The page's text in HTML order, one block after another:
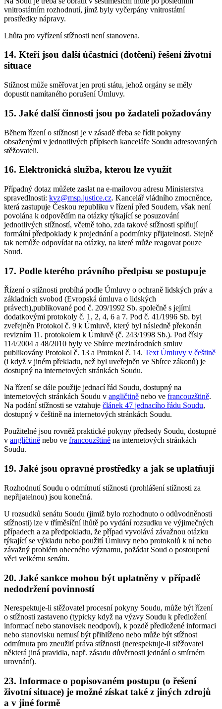
vnitrostátním rozhodnutí, jímž byly vyčerpány vnitrostátní
prostředky nápravy.
Lhůta pro vyřízení stížnosti není stanovena.
14. Kteří jsou další účastníci (dotčení) řešení životní
situace
Stížnost může směřovat jen proti státu, jehož orgány se měly
dopustit namítaného porušení Úmluvy.
15. Jaké další činnosti jsou po žadateli požadovány
Během řízení o stížnosti je v zásadě třeba se řídit pokyny
obsaženými v jednotlivých přípisech kanceláře Soudu adresovaných
stěžovateli.
16. Elektronická služba, kterou lze využít
Případný dotaz můžete zaslat na e-mailovou adresu Ministerstva
spravedlnosti: kvz@msp.justice.cz. Kancelář vládního zmocněnce,
která zastupuje Českou republiku v řízení před Soudem, však není
povolána k odpovědím na otázky týkající se posuzování
jednotlivých stížností, včetně toho, zda takové stížnosti splňují
formální předpoklady k projednání a podmínky přijatelnosti. Stejně
tak nemůže odpovídat na otázky, na které může reagovat pouze
Soud.
17. Podle kterého právního předpisu se postupuje
Řízení o stížnosti probíhá podle Úmluvy o ochraně lidských práv a
základních svobod (Evropská úmluva o lidských
právech),publikované pod č. 209/1992 Sb. společně s jejími
dodatkovými protokoly č. 1, 2, 4, 6 a 7. Pod č. 41/1996 Sb. byl
zveřejněn Protokol č. 9 k Úmluvě, který byl následně překonán
revizním 11. protokolem k Úmluvě (č. 243/1998 Sb.). Pod čísly
114/2004 a 48/2010 byly ve Sbírce mezinárodních smluv
publikovány Protokol č. 13 a Protokol č. 14. Text Úmluvy v češtině
(i když v jiném překladu, než byl uveřejněn ve Sbírce zákonů) je
dostupný na internetových stránkách Soudu.
Na řízení se dále použije jednací řád Soudu, dostupný na
internetových stránkách Soudu v angličtině nebo ve francouzštině.
Na podání stížnosti se vztahuje článek 47 jednacího řádu Soudu,
dostupný v češtině na internetových stránkách Soudu.
Použitelné jsou rovněž praktické pokyny předsedy Soudu, dostupné
v angličtině nebo ve francouzštině na internetových stránkách
Soudu.
19. Jaké jsou opravné prostředky a jak se uplatňují
Rozhodnutí Soudu o odmítnutí stížnosti (prohlášení stížnosti za
nepřijatelnou) jsou konečná.
U rozsudků senátu Soudu (jimiž bylo rozhodnuto o odůvodněnosti
stížnosti) lze v tříměsíční lhůtě po vydání rozsudku ve výjimečných
případech a za předpokladu, že případ vyvolává závažnou otázku
týkající se výkladu nebo použití Úmluvy nebo protokolů k ní nebo
závažný problém obecného významu, požádat Soud o postoupení
věci velkému senátu.
20. Jaké sankce mohou být uplatněny v případě
nedodržení povinností
Nerespektuje-li stěžovatel procesní pokyny Soudu, může být řízení
o stížnosti zastaveno (typicky když na výzvy Soudu k předložení
informací nebo stanovisek neodpoví), k pozdě předložené informaci
nebo stanovisku nemusí být přihlíženo nebo může být stížnost
odmítnuta pro zneužití práva stížnosti (nerespektuje-li stěžovatel
některá jiná pravidla, např. zásadu důvěrnosti jednání o smírném
urovnání).
23. Informace o popisovaném postupu (o řešení
životní situace) je možné získat také z jiných zdrojů
a v jiné formě